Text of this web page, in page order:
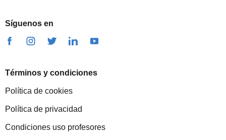
Síguenos en
Términos y condiciones
Política de cookies
Política de privacidad
Condiciones uso profesores